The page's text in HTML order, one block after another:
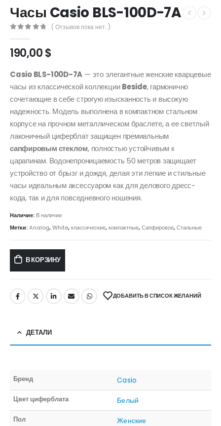
Часы Casio BLS-100D-7A
( Отзывов пока нет. )
190,00$
Casio BLS-100D-7A — это элегантные женские кварцевые
часы из классической коллекцииBeside, гармонично
сочетающие в себе строгую изысканность и высокую
надежность. Модель выполнена в компактном стальном
корпусе на прочном металлическом браслете, а ее светлый
лаконичный циферблат защищен премиальным
сапфировым стеклом, полностью устойчивым к
царапинам. Водонепроницаемость 50 метров защищает
устройство от брызг и дождя, делая эти легкие и стильные
часы идеальным аксессуаром как для делового дресс-
кода, так и для повседневного ношения.
Наличие: В наличии
Метки:Analog,White,классические,компактные,Сапфировое,Стальные
В КОРЗИНУ
ДОБАВИТЬ В СПИСОК ЖЕЛАНИЙ
ДЕТАЛИ
Бренд Casio
Цвет циферблата Белый
Пол Женские